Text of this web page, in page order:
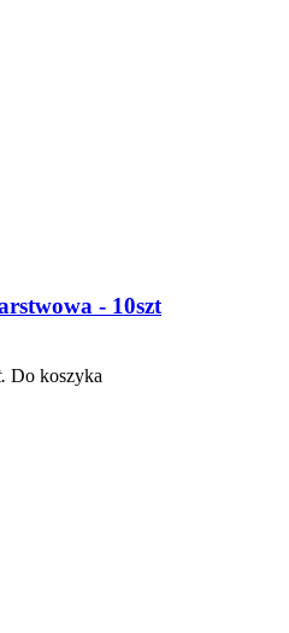
- 10szt
Do koszyka